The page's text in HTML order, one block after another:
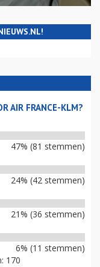
AIR FRANCE-KLM?
47% (81 stemmen)
24% (42 stemmen)
21% (36 stemmen)
6% (11 stemmen)
170